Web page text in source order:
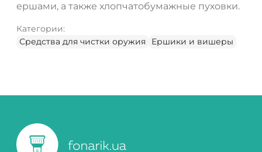
ершами, а также хлопчатобумажные пуховки.
Категории:
Средства для чистки оружия
Ершики и вишеры